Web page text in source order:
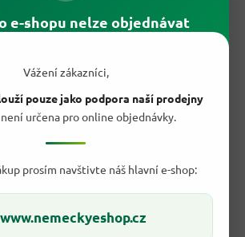
e-shopu nelze objednávat
Vážení zákazníci,
pouze jako podpora naší prodejny
určena pro online objednávky.
prosím navštivte náš hlavní e-shop:
www.nemeckyeshop.cz
— k filmu, na výlet i do práce.